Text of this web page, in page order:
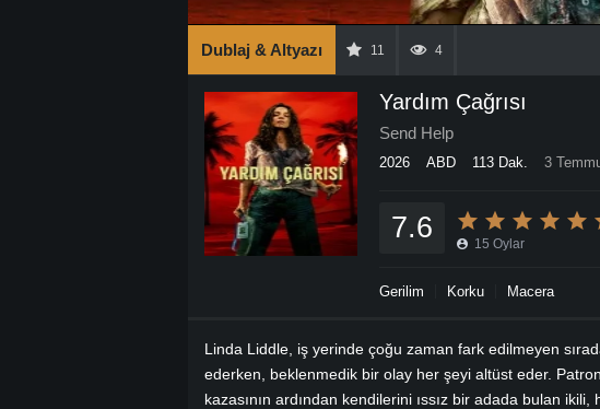
Dublaj & Altyazı 11 4
Yardım Çağrısı
Send Help
2026 ABD 113 Dak. 3
7.6 15 Oylar
Gerilim Korku Macera
Linda Liddle, iş yerinde çoğu zaman fark edilmeyen
ederken, beklenmedik bir olay her şeyi altüst eder.
kazasının ardından kendilerini ıssız bir adada bulan